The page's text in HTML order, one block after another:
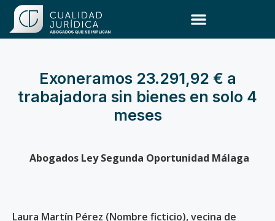
Exoneramos 23.291,92 € a
trabajadora sin bienes en solo 4
meses
Abogados Ley Segunda Oportunidad Málaga
Laura Martín Pérez (Nombre ficticio), vecina de